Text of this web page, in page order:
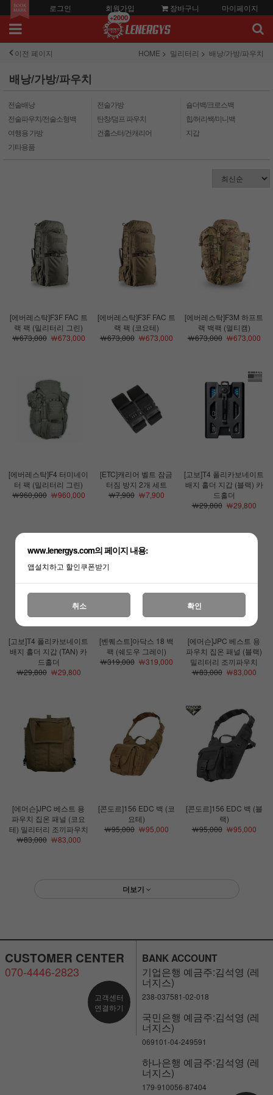
로그인 회원가입
+2000
장바구니 마이페이지
이전 페이지 HOME 밀리터리 배낭/가방/파우치
배낭/가방/파우치
전술배낭 전술가방
숄더백/크로스백
전술파우치/전술소형백
탄창/덤프 파우치
힙/허리쌕/미니백
여행용 가방
건홀스터/건캐리어
지갑
기타용품
[에버레스탁]F3F FAC 트
랙 팩 (밀리터리 그린)
￦673,000￦673,000
[에버레스탁]F3F FAC 트
랙 팩 (코요테)
￦673,000￦673,000
[에버레스탁]F3M 하프트
랙 백팩 (멀티캠)
￦673,000￦673,000
[에버레스탁]F4 터미네이
터 팩 (밀리터리 그린)
￦960,000￦960,000
[ETC]캐리어 벨트 잠금
터짐 방지 2개 세트
￦7,900￦7,900
[고보]T4 폴리카보네이트
배지 홀더 지갑 (블랙) 카
드홀더
￦29,800￦29,800
[고보]T4 폴리카보네이트
배지 홀더 지갑 (TAN) 카
드홀더
￦29,800￦29,800
[벤퀘스트]아닥스 18 백
팩 (쉐도우 그레이)
￦319,000￦319,000
[에머슨]JPC 베스트 용
파우치 집온 패널 (블랙)
밀리터리 조끼파우치
￦83,000￦83,000
[에머슨]JPC 베스트 용
파우치 집온 패널 (코요
테) 밀리터리 조끼파우치
￦83,000￦83,000
[콘도르]156 EDC 백 (코
요테)
￦95,000￦95,000
[콘도르]156 EDC 백 (블
랙)
￦95,000￦95,000
더보기
CUSTOMER CENTER
070-4446-2823
고객센터
연결하기
BANK ACCOUNT
기업은행 예금주:김석영 (레
너지스)
238-037581-02-018
국민은행 예금주:김석영 (레
너지스)
069101-04-249591
하나은행 예금주:김석영 (레
너지스)
179-910056-87404
www.lenergys.com의 페이지 내용:
앱설치하고 할인쿠폰받기
취소 확인